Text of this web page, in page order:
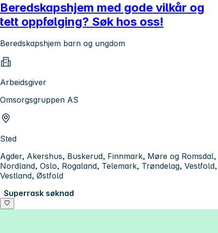
Beredskapshjem med gode vilkår og
tett oppfølging? Søk hos oss!
Beredskapshjem barn og ungdom
Arbeidsgiver
Omsorgsgruppen AS
Sted
Agder, Akershus, Buskerud, Finnmark, Møre og Romsdal,
Nordland, Oslo, Rogaland, Telemark, Trøndelag, Vestfold,
Vestland, Østfold
Superrask søknad